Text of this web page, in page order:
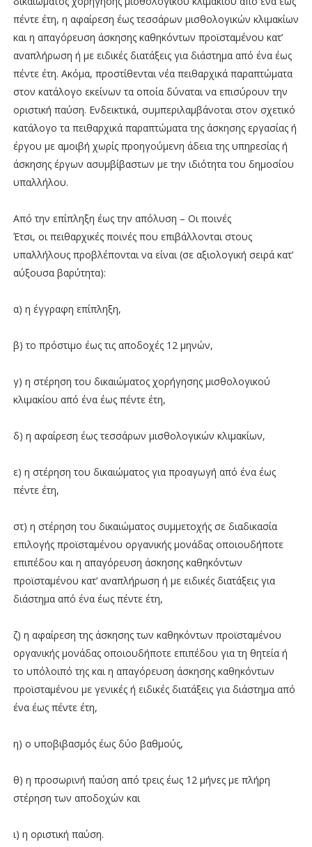
πέντε έτη, η αφαίρεση έως τεσσάρων μισθολογικών κλιμακίων
και η απαγόρευση άσκησης καθηκόντων προϊσταμένου κατ’
αναπλήρωση ή με ειδικές διατάξεις για διάστημα από ένα έως
πέντε έτη. Ακόμα, προστίθενται νέα πειθαρχικά παραπτώματα
στον κατάλογο εκείνων τα οποία δύναται να επισύρουν την
οριστική παύση. Ενδεικτικά, συμπεριλαμβάνοται στον σχετικό
κατάλογο τα πειθαρχικά παραπτώματα της άσκησης εργασίας ή
έργου με αμοιβή χωρίς προηγούμενη άδεια της υπηρεσίας ή
άσκησης έργων ασυμβίβαστων με την ιδιότητα του δημοσίου
υπαλλήλου.
Από την επίπληξη έως την απόλυση – Οι ποινές
Έτσι, οι πειθαρχικές ποινές που επιβάλλονται στους
υπαλλήλους προβλέπονται να είναι (σε αξιολογική σειρά κατ’
αύξουσα βαρύτητα):
α) η έγγραφη επίπληξη,
β) το πρόστιμο έως τις αποδοχές 12 μηνών,
γ) η στέρηση του δικαιώματος χορήγησης μισθολογικού
κλιμακίου από ένα έως πέντε έτη,
δ) η αφαίρεση έως τεσσάρων μισθολογικών κλιμακίων,
ε) η στέρηση του δικαιώματος για προαγωγή από ένα έως
πέντε έτη,
στ) η στέρηση του δικαιώματος συμμετοχής σε διαδικασία
επιλογής προϊσταμένου οργανικής μονάδας οποιουδήποτε
επιπέδου και η απαγόρευση άσκησης καθηκόντων
προϊσταμένου κατ’ αναπλήρωση ή με ειδικές διατάξεις για
διάστημα από ένα έως πέντε έτη,
ζ) η αφαίρεση της άσκησης των καθηκόντων προϊσταμένου
οργανικής μονάδας οποιουδήποτε επιπέδου για τη θητεία ή
το υπόλοιπό της και η απαγόρευση άσκησης καθηκόντων
προϊσταμένου με γενικές ή ειδικές διατάξεις για διάστημα από
ένα έως πέντε έτη,
η) ο υποβιβασμός έως δύο βαθμούς,
θ) η προσωρινή παύση από τρεις έως 12 μήνες με πλήρη
στέρηση των αποδοχών και
ι) η οριστική παύση.